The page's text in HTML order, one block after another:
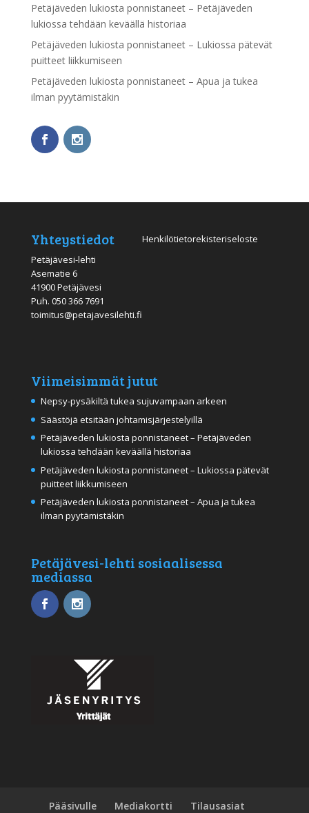
Petäjäveden lukiosta ponnistaneet – Petäjäveden
lukiossa tehdään keväällä historiaa
Petäjäveden lukiosta ponnistaneet – Lukiossa pätevät
puitteet liikkumiseen
Petäjäveden lukiosta ponnistaneet – Apua ja tukea
ilman pyytämistäkin
Yhteystiedot
Petäjävesi-lehti
Asematie 6
41900 Petäjävesi
Puh. 050 366 7691
toimitus@petajavesilehti.fi
Henkilötietorekisteriseloste
Viimeisimmät jutut
Nepsy-pysäkiltä tukea sujuvampaan arkeen
Säästöjä etsitään johtamisjärjestelyillä
Petäjäveden lukiosta ponnistaneet – Petäjäveden
lukiossa tehdään keväällä historiaa
Petäjäveden lukiosta ponnistaneet – Lukiossa pätevät
puitteet liikkumiseen
Petäjäveden lukiosta ponnistaneet – Apua ja tukea
ilman pyytämistäkin
Petäjävesi-lehti sosiaalisessa
mediassa
Pääsivulle Mediakortti Tilausasiat